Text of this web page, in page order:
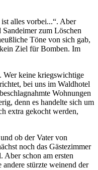
alles vorbei... . Aber
zum Löschen
Töne von sich gab,
Ziel für Bomben. Im
Wer keine kriegswichtige
bei uns im Waldhotel
Wohnungen
denn es handelte sich um
extra gekocht werden,
ob der Vater von
noch das Gästezimmer
schon am ersten
stürzte weinend der